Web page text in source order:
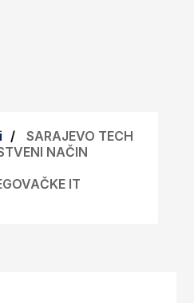
SARAJEVO TECH
NAČIN
IT